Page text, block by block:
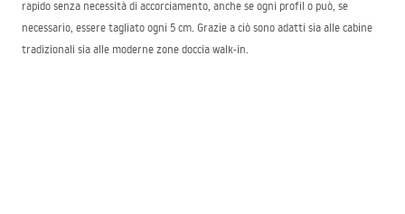
rapido senza necessità di accorciamento, anche se ogni profil o può, se
necessario, essere tagliato ogni 5 cm. Grazie a ciò sono adatti sia alle cabine
tradizionali sia alle moderne zone doccia walk-in.